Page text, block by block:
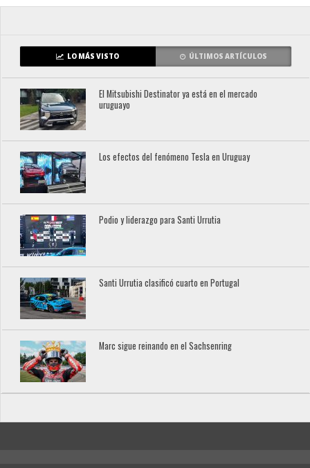
LO MÁS VISTO ÚLTIMOS ARTÍCULOS
El Mitsubishi Destinator ya está en el mercado
uruguayo
Los efectos del fenómeno Tesla en Uruguay
Podio y liderazgo para Santi Urrutia
Santi Urrutia clasificó cuarto en Portugal
Marc sigue reinando en el Sachsenring